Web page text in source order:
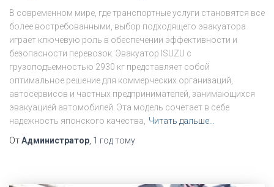
В современном мире, где транспортные услуги становятся все
более востребованными, выбор подходящего эвакуатора
играет ключевую роль в обеспечении эффективности и
безопасности перевозок. Эвакуатор ISUZU с
грузоподъемностью 2930 кг представляет собой
оптимальное решение для коммерческих организаций,
автосервисов и частных предпринимателей, занимающихся
эвакуацией автомобилей. Эта модель сочетает в себе
надежность японского качества,
Читать дальше…
ОтАдминистратор 1 годтому